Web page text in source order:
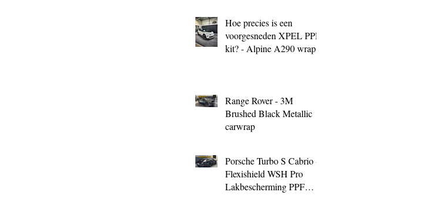
Hoe precies is een
voorgesneden XPEL PPF
kit? - Alpine A290 wrap
Range Rover - 3M
Brushed Black Metallic
carwrap
Porsche Turbo S Cabrio -
Flexishield WSH Pro
Lakbescherming PPF